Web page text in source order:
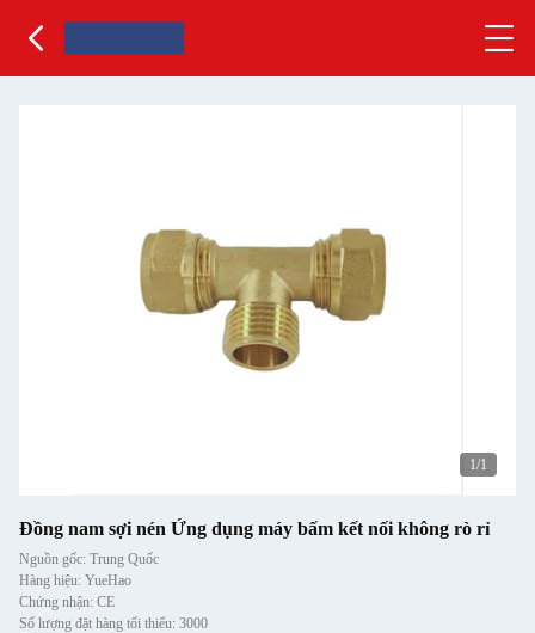
1/1
Đồng nam sợi nén Ứng dụng máy bấm kết nối không rò rỉ
Nguồn gốc: Trung Quốc
Hàng hiệu: YueHao
Chứng nhận: CE
Số lượng đặt hàng tối thiểu: 3000